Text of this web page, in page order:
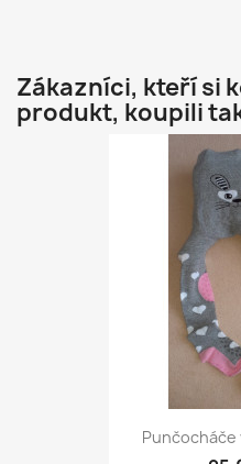
Zákazníci, kteří si
produkt, koupili
Punčocháče